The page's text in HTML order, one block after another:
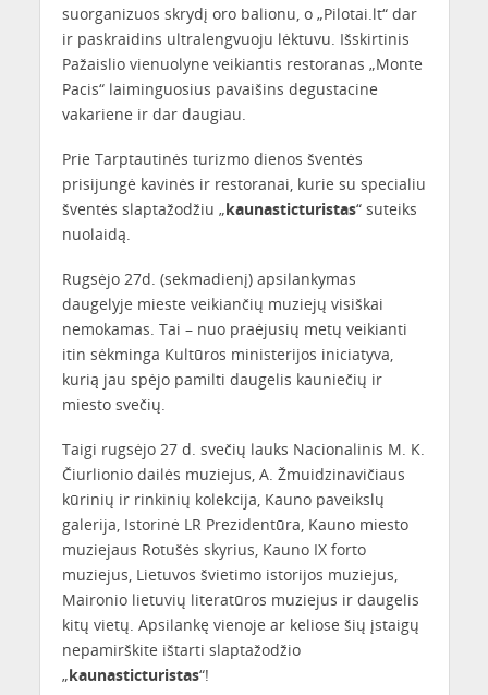
suorganizuos skrydį oro balionu, o „Pilotai.lt“ dar
ir paskraidins ultralengvuoju lėktuvu. Išskirtinis
Pažaislio vienuolyne veikiantis restoranas „Monte
Pacis“ laiminguosius pavaišins degustacine
vakariene ir dar daugiau.
Prie Tarptautinės turizmo dienos šventės
prisijungė kavinės ir restoranai, kurie su specialiu
šventės slaptažodžiu „kaunasticturistas“ suteiks
nuolaidą.
Rugsėjo 27d. (sekmadienį) apsilankymas
daugelyje mieste veikiančių muziejų visiškai
nemokamas. Tai – nuo praėjusių metų veikianti
itin sėkminga Kultūros ministerijos iniciatyva,
kurią jau spėjo pamilti daugelis kauniečių ir
miesto svečių.
Taigi rugsėjo 27 d. svečių lauks Nacionalinis M. K.
Čiurlionio dailės muziejus, A. Žmuidzinavičiaus
kūrinių ir rinkinių kolekcija, Kauno paveikslų
galerija, Istorinė LR Prezidentūra, Kauno miesto
muziejaus Rotušės skyrius, Kauno IX forto
muziejus, Lietuvos švietimo istorijos muziejus,
Maironio lietuvių literatūros muziejus ir daugelis
kitų vietų. Apsilankę vienoje ar keliose šių įstaigų
nepamirškite ištarti slaptažodžio
„kaunasticturistas“!